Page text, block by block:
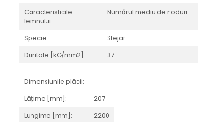
ONYX
PARKER
PATAGONIA
PIERRE BLACK
STATUARIO SUPERIORE
TAJ MAHAL
CEMENTINE
CITY PLASTER
CONCEPT
DOLOMITE
DUBAI GOLD
EMPERADOR
Caracteristicile
lemnului:
Numărul mediu de noduri
Specie:
Stejar
Duritate [kG/mm2]:
37
Dimensiunile plăcii:
Lățime [mm]:
207
Lungime [mm]:
2200